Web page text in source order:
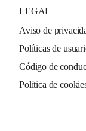
LEGAL
Aviso de
Políticas de
Código de
Política de